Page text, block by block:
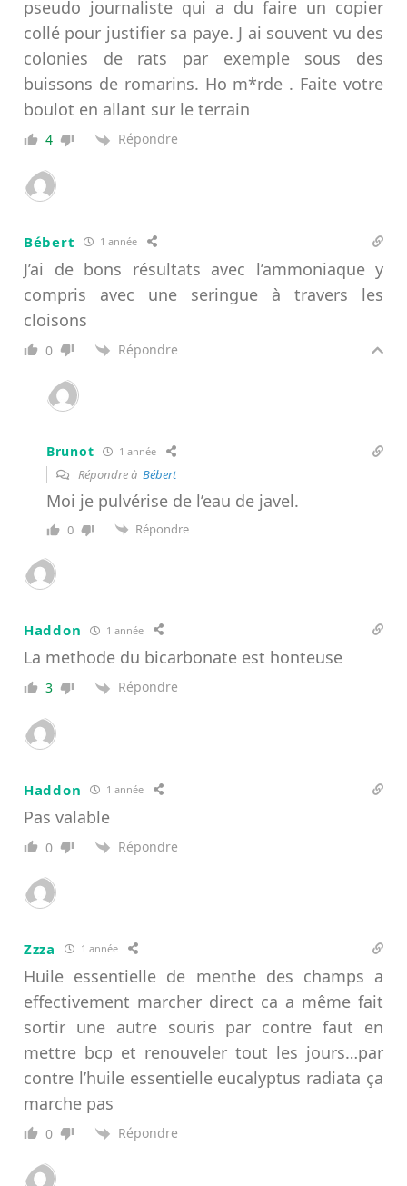
pseudo journaliste qui a du faire un copier
collé pour justifier sa paye. J ai souvent vu des
colonies de rats par exemple sous des
buissons de romarins. Ho m*rde . Faite votre
boulot en allant sur le terrain
4 Répondre
Bébert 1 année
J’ai de bons résultats avec l’ammoniaque y
compris avec une seringue à travers les
cloisons
0 Répondre
Brunot 1 année
Répondre à Bébert
Moi je pulvérise de l’eau de javel.
0 Répondre
Haddon 1 année
La methode du bicarbonate est honteuse
3 Répondre
Haddon 1 année
Pas valable
0 Répondre
Zzza 1 année
Huile essentielle de menthe des champs a
effectivement marcher direct ca a même fait
sortir une autre souris par contre faut en
mettre bcp et renouveler tout les jours…par
contre l’huile essentielle eucalyptus radiata ça
marche pas
0 Répondre